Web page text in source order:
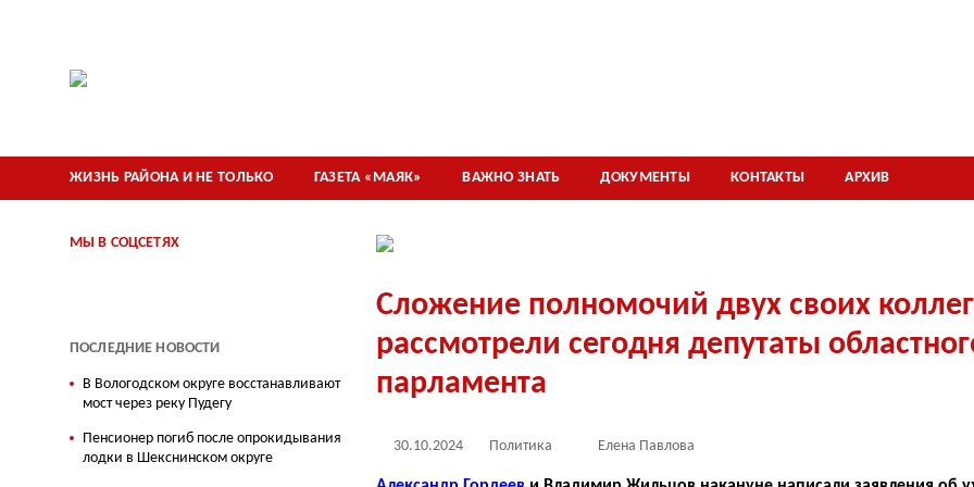
ЖИЗНЬ РАЙОНА И НЕ ТОЛЬКО ГАЗЕТА «МАЯК» ВАЖНО ЗНАТЬ ДОКУМЕНТЫ КОНТАКТЫ АРХИВ
Сложение полномочий двух своих коллег
рассмотрели сегодня депутаты
парламента
30.10.2024 Политика Елена Павлова
МЫ В СОЦСЕТЯХ
ПОСЛЕДНИЕ НОВОСТИ
В Вологодском округе восстанавливают
мост через реку Пудегу
Пенсионер погиб после опрокидывания
лодки в Шекснинском округе